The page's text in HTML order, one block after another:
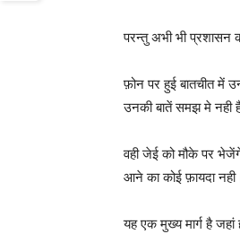
परन्तु अभी भी प्रशासन
फ़ोन पर हुई बातचीत में
उनकी बातें समझ मे नही
वही जेई को मौके पर
आने का कोई फ़ायदा
यह एक मुख्य मार्ग है